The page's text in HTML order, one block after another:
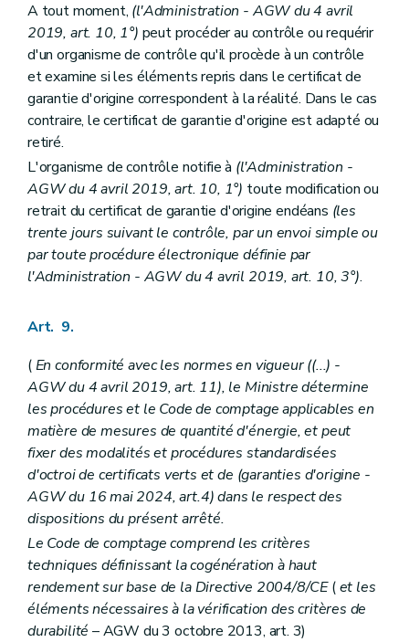
A tout moment, (l'Administration - AGW du 4 avril
2019, art. 10, 1°) peut procéder au contrôle ou requérir
d'un organisme de contrôle qu'il procède à un contrôle
et examine si les éléments repris dans le certificat de
garantie d'origine correspondent à la réalité. Dans le cas
contraire, le certificat de garantie d'origine est adapté ou
retiré.
L'organisme de contrôle notifie à (l'Administration -
AGW du 4 avril 2019, art. 10, 1°) toute modification ou
retrait du certificat de garantie d'origine endéans (les
trente jours suivant le contrôle, par un envoi simple ou
par toute procédure électronique définie par
l'Administration - AGW du 4 avril 2019, art. 10, 3°).
Art. 9.
(En conformité avec les normes en vigueur ((...) -
AGW du 4 avril 2019, art. 11), le Ministre détermine
les procédures et le Code de comptage applicables en
matière de mesures de quantité d'énergie, et peut
fixer des modalités et procédures standardisées
d'octroi de certificats verts et de (garanties d'origine -
AGW du 16 mai 2024, art.4) dans le respect des
dispositions du présent arrêté.
Le Code de comptage comprend les critères
techniques définissant la cogénération à haut
rendement sur base de la Directive 2004/8/CE(et les
éléments nécessaires à la vérification des critères de
durabilité – AGW du 3 octobre 2013, art. 3)